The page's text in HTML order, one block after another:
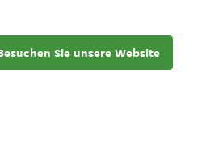
Sie unsere Website